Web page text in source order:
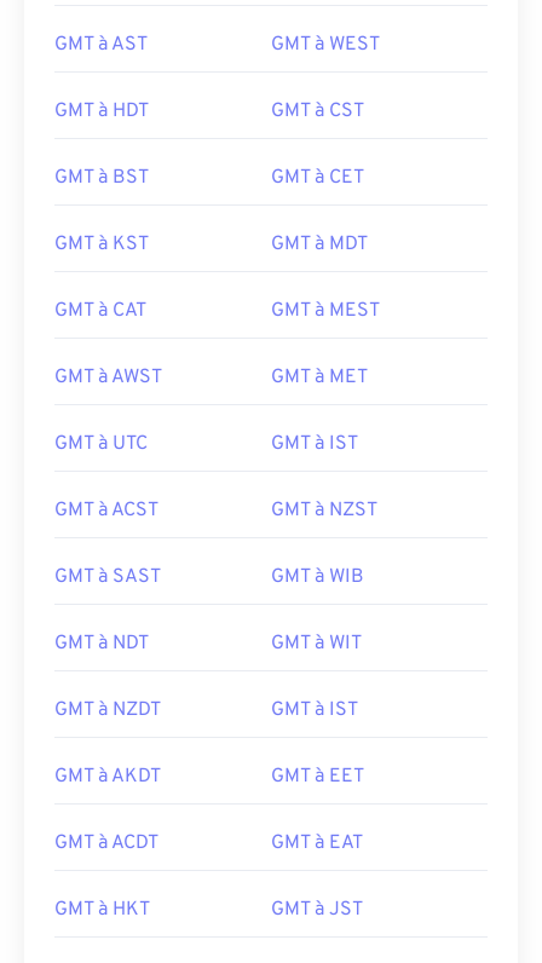
GMT à AST GMT à WEST
GMT à HDT GMT à CST
GMT à BST GMT à CET
GMT à KST GMT à MDT
GMT à CAT GMT à MEST
GMT à AWST GMT à MET
GMT à UTC GMT à IST
GMT à ACST GMT à NZST
GMT à SAST GMT à WIB
GMT à NDT GMT à WIT
GMT à NZDT GMT à IST
GMT à AKDT GMT à EET
GMT à ACDT GMT à EAT
GMT à HKT GMT à JST